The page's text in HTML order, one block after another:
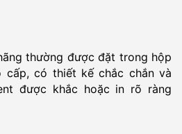
thường được đặt trong hộp
cấp, có thiết kế chắc chắn và
được khắc hoặc in rõ ràng